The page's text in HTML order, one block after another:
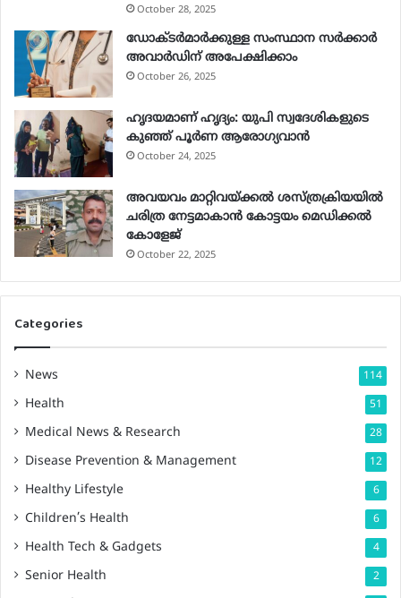
October 28, 2025
ഡോക്ടർമാർക്കുള്ള സംസ്ഥാന സർക്കാർ
അവാർഡിന് അപേക്ഷിക്കാം
October 26, 2025
ഹൃദയമാണ് ഹൃദ്യം: യുപി സ്വദേശികളുടെ
കുഞ്ഞ് പൂര്‍ണ ആരോഗ്യവാന്‍
October 24, 2025
അവയവം മാറ്റിവയ്ക്കല്‍ ശസ്ത്രക്രിയയില്‍
ചരിത്ര നേട്ടമാകാന്‍ കോട്ടയം മെഡിക്കല്‍
കോളേജ്
October 22, 2025
Categories
News 114
Health 51
Medical News & Research 28
Disease Prevention & Management 12
Healthy Lifestyle 6
Children’s Health 6
Health Tech & Gadgets 4
Senior Health 2